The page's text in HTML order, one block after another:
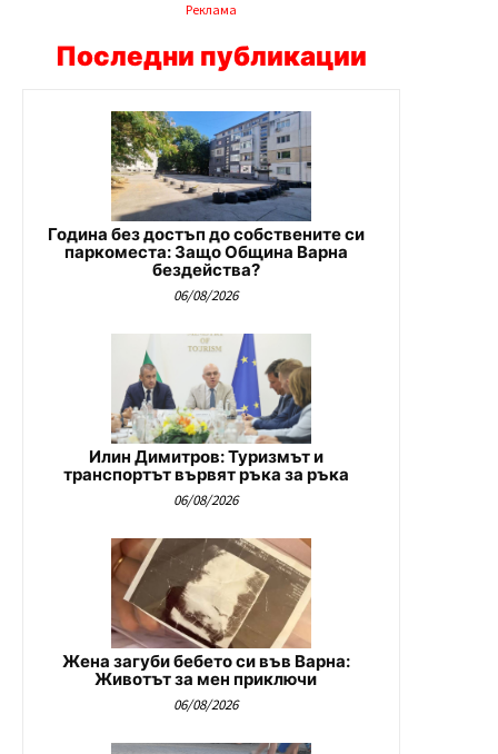
Реклама
Последни публикации
Година без достъп до собствените си
паркоместа: Защо Община Варна
бездейства?
06/08/2026
Илин Димитров: Туризмът и
транспортът вървят ръка за ръка
06/08/2026
Жена загуби бебето си във Варна:
Животът за мен приключи
06/08/2026